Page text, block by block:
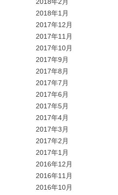
2018年1月
2017年12月
2017年11月
2017年10月
2017年9月
2017年8月
2017年7月
2017年6月
2017年5月
2017年4月
2017年3月
2017年2月
2017年1月
2016年12月
2016年11月
2016年10月